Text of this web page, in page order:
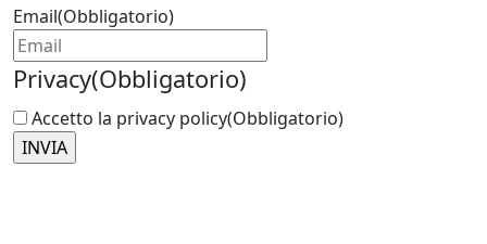
Email(Obbligatorio)
Privacy(Obbligatorio)
Accetto la privacy policy(Obbligatorio)